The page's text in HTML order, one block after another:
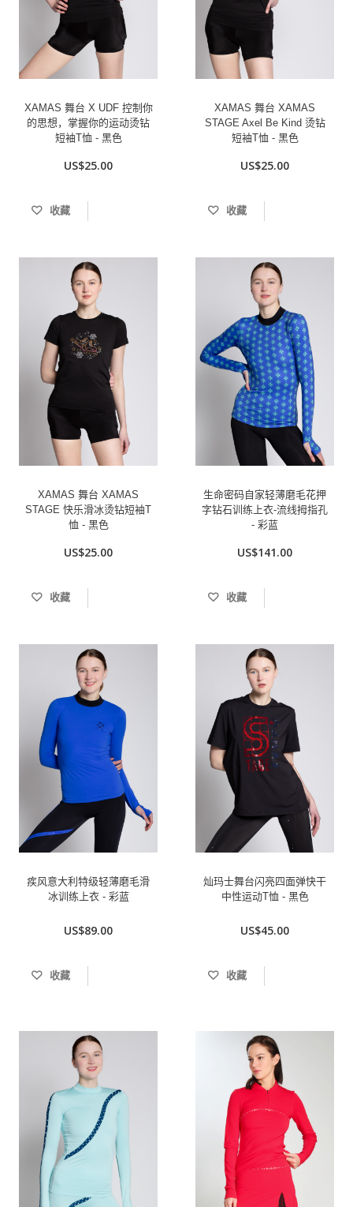
XAMAS 舞台 X UDF 控制你
的思想，掌握你的运动烫钻
短袖T恤 - 黑色
US$25.00
收藏
XAMAS 舞台 XAMAS
STAGE Axel Be Kind 烫钻
短袖T恤 - 黑色
US$25.00
收藏
XAMAS 舞台 XAMAS
STAGE 快乐滑冰烫钻短袖T
恤 - 黑色
US$25.00
收藏
生命密码自家轻薄磨毛花押
字钻石训练上衣-流线拇指孔
- 彩蓝
US$141.00
收藏
疾风意大利特级轻薄磨毛滑
冰训练上衣 - 彩蓝
US$89.00
收藏
灿玛士舞台闪亮四面弹快干
中性运动T恤 - 黑色
US$45.00
收藏